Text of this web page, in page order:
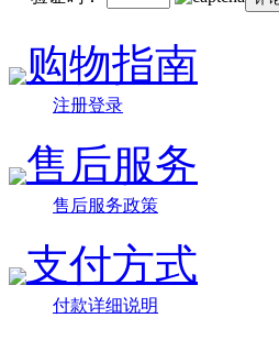
购物指南
注册登录
售后服务
售后服务政策
支付方式
付款详细说明